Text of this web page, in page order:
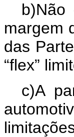
b)Não
margem
das
“flex”
c)A